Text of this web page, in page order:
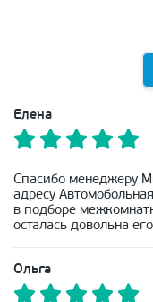
Елена
Спасибо менеджеру
адресу
в подборе
осталась довольна
Ольга